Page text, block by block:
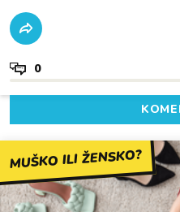
0
MUŠKO ILI ŽENSKO?